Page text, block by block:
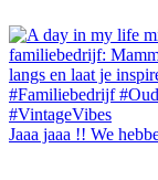
Jaaa jaaa !! We